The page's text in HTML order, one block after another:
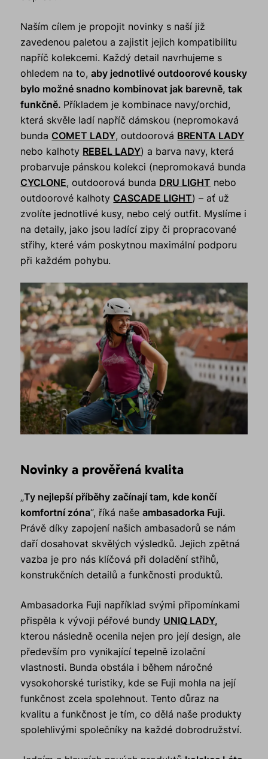
Naším cílem je propojit novinky s naší již
zavedenou paletou a zajistit jejich kompatibilitu
napříč kolekcemi. Každý detail navrhujeme s
ohledem na to,aby jednotlivé outdoorové kousky
bylo možné snadno kombinovat jak barevně, tak
funkčně. Příkladem je kombinace navy/orchid,
která skvěle ladí napříč dámskou (nepromokavá
bunda COMET LADY, outdoorová BRENTA LADY
nebo kalhoty REBEL LADY) a barva navy, která
probarvuje pánskou kolekci (nepromokavá bunda
CYCLONE, outdoorová bunda DRU LIGHT nebo
outdoorové kalhoty CASCADE LIGHT) – ať už
zvolíte jednotlivé kusy, nebo celý outfit. Myslíme i
na detaily, jako jsou ladící zipy či propracované
střihy, které vám poskytnou maximální podporu
při každém pohybu.
Novinky a prověřená kvalita
„Ty nejlepší příběhy začínají tam, kde končí
komfortní zóna“, říká našeambasadorka Fuji.
Právě díky zapojení našich ambasadorů se nám
daří dosahovat skvělých výsledků. Jejich zpětná
vazba je pro nás klíčová při doladění střihů,
konstrukčních detailů a funkčnosti produktů.
Ambasadorka Fuji například svými připomínkami
přispěla k vývoji péřové bundy UNIQ LADY,
kterou následně ocenila nejen pro její design, ale
především pro vynikající tepelně izolační
vlastnosti. Bunda obstála i během náročné
vysokohorské turistiky, kde se Fuji mohla na její
funkčnost zcela spolehnout. Tento důraz na
kvalitu a funkčnost je tím, co dělá naše produkty
spolehlivými společníky na každé dobrodružství.